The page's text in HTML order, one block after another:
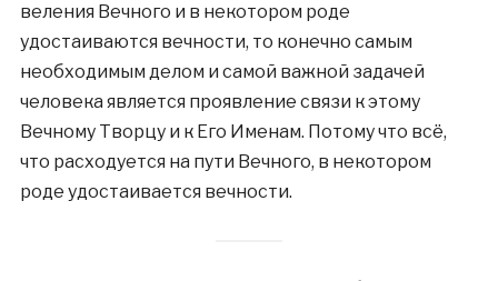
веления Вечного и в некотором роде
удостаиваются вечности, то конечно самым
необходимым делом и самой важной задачей
человека является проявление связи к этому
Вечному Творцу и к Его Именам. Потому что всё,
что расходуется на пути Вечного, в некотором
роде удостаивается ­вечности.